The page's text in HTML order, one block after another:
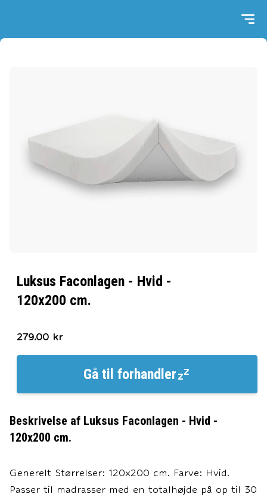
Luksus Faconlagen - Hvid -
120x200 cm.
279.00 kr
Gå til forhandler
Beskrivelse af Luksus Faconlagen - Hvid -
120x200 cm.
Generelt Størrelser: 120x200 cm. Farve: Hvid.
Passer til madrasser med en totalhøjde på op til 30